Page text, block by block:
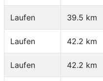
Laufen 39.5 km
Laufen 42.2 km
Laufen 42.2 km